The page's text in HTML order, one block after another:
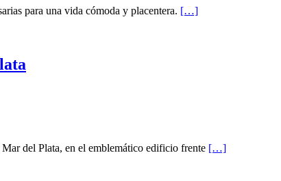
para una vida cómoda y placentera. […]
del Plata, en el emblemático edificio frente […]